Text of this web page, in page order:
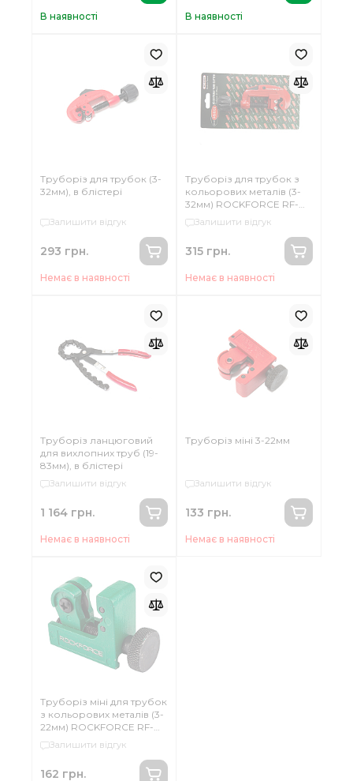
В наявності В наявності
Труборіз для трубок (3-
32мм), в блістері
Залишити відгук
293 грн.
Немає в наявності
Труборіз для трубок з
кольорових металів (3-
32мм) ROCKFORCE RF-
65601Залишити відгук
315 грн.
Немає в наявності
Труборіз ланцюговий
для вихлопних труб (19-
83мм), в блістері
Залишити відгук
1 164 грн.
Немає в наявності
Труборіз міні 3-22мм
Залишити відгук
133 грн.
Немає в наявності
Труборіз міні для трубок
з кольорових металів (3-
22мм) ROCKFORCE RF-
65602Залишити відгук
162 грн.